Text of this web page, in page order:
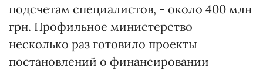
подсчетам специалистов, - около 400 млн
грн. Профильное министерство
несколько раз готовило проекты
постановлений о финансировании